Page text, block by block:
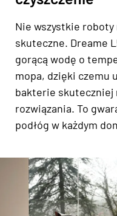
Nie wszystkie roboty
skuteczne. Dreame
gorącą wodę o
mopa, dzięki czemu
bakterie skuteczniej
rozwiązania. To
podłóg w każdym